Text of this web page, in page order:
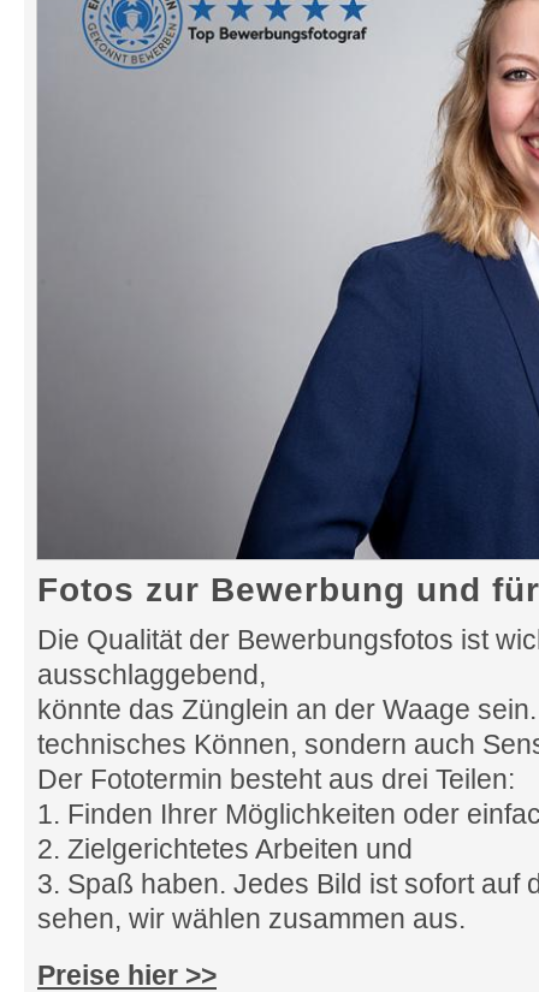
Fotos zur Bewerbung und
Die Qualität der Bewerbungsfotos ist
ausschlaggebend,
könnte das Zünglein an der Waage
technisches Können, sondern auch
Der Fototermin besteht aus drei Teilen:
1. Finden Ihrer Möglichkeiten oder
2. Zielgerichtetes Arbeiten und
3. Spaß haben. Jedes Bild ist sofort auf
sehen, wir wählen zusammen aus.
Preise hier >>